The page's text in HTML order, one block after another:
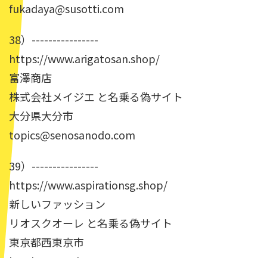
fukadaya@susotti.com
38）----------------
https://www.arigatosan.shop/
富澤商店
株式会社メイジエ と名乗る偽サイト
大分県大分市
topics@senosanodo.com
39）----------------
https://www.aspirationsg.shop/
新しいファッション
リオスクオーレ と名乗る偽サイト
東京都西東京市